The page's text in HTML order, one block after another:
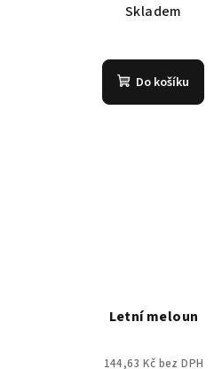
Skladem
hodnocení
produktu
je
Do košíku
Letní meloun
144,63 Kč bez DPH